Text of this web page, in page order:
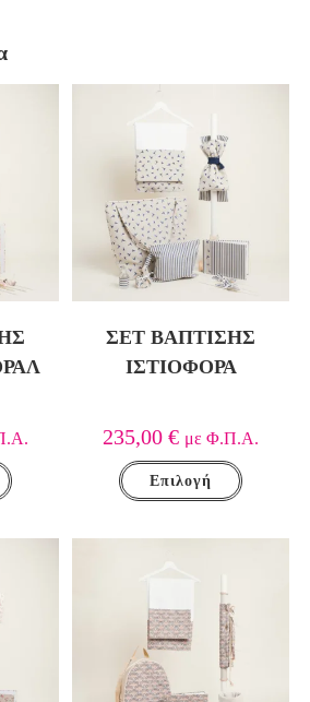
ΣΕΤ ΒΑΠΤΙΣΗΣ
ΙΣΤΙΟΦΟΡΑ
235,00€ με Φ.Π.Α.
Επιλογή